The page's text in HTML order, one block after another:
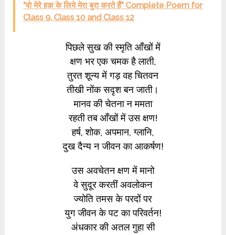
“वो मेरे हक़ के लिये मेरा बुरा करते हैं” Complete Poem for
Class 9, Class 10 and Class 12
पिछले सुख की स्मृति आँखों में
क्षण भर एक चमक है लाती,
तुरत शून्य में गड़ वह चितवन
तीखी नोंक सदृश बन जाती।
मानव की चेतना न ममता
रहती तब आँखों में उस क्षण!
हर्ष, शोक, अपमान, ग्लानि,
दुख दैन्य न जीवन का आकर्षण!
उस अवचेतन क्षण में मानो
वे सुदूर करतीं अवलोकन
ज्योति तमस के परदों पर
युग जीवन के पट का परिवर्तन!
अंधकार की अतल गुहा सी